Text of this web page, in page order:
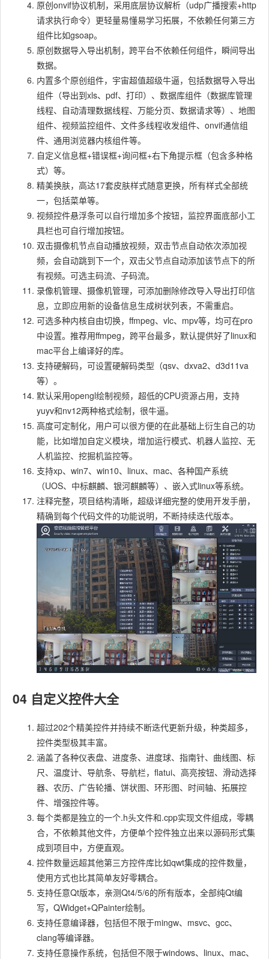
原创onvif协议机制，采用底层协议解析（udp广播搜索+http
请求执行命令）更轻量易懂易学习拓展，不依赖任何第三方
组件比如gsoap。
原创数据导入导出机制，跨平台不依赖任何组件，瞬间导出
数据。
内置多个原创组件，宇宙超值超级牛逼，包括数据导入导出
组件（导出到xls、pdf、打印）、数据库组件（数据库管理
线程、自动清理数据线程、万能分页、数据请求等）、地图
组件、视频监控组件、文件多线程收发组件、onvif通信组
件、通用浏览器内核组件等。
自定义信息框+错误框+询问框+右下角提示框（包含多种格
式）等。
精美换肤，高达17套皮肤样式随意更换，所有样式全部统
一，包括菜单等。
视频控件悬浮条可以自行增加多个按钮，监控界面底部小工
具栏也可自行增加按钮。
双击摄像机节点自动播放视频，双击节点自动依次添加视
频，会自动跳到下一个，双击父节点自动添加该节点下的所
有视频。可选主码流、子码流。
录像机管理、摄像机管理，可添加删除修改导入导出打印信
息，立即应用新的设备信息生成树状列表，不需重启。
可选多种内核自由切换，ffmpeg、vlc、mpv等，均可在pro
中设置。推荐用ffmpeg，跨平台最多，默认提供好了linux和
mac平台上编译好的库。
支持硬解码，可设置硬解码类型（qsv、dxva2、d3d11va
等）。
默认采用opengl绘制视频，超低的CPU资源占用，支持
yuyv和nv12两种格式绘制，很牛逼。
高度可定制化，用户可以很方便的在此基础上衍生自己的功
能，比如增加自定义模块，增加运行模式、机器人监控、无
人机监控、挖掘机监控等。
支持xp、win7、win10、linux、mac、各种国产系统
（UOS、中标麒麟、银河麒麟等）、嵌入式linux等系统。
注释完整，项目结构清晰，超级详细完整的使用开发手册，
精确到每个代码文件的功能说明，不断持续迭代版本。
04 自定义控件大全
超过202个精美控件并持续不断迭代更新升级，种类超多，
控件类型极其丰富。
涵盖了各种仪表盘、进度条、进度球、指南针、曲线图、标
尺、温度计、导航条、导航栏，flatui、高亮按钮、滑动选择
器、农历、广告轮播、饼状图、环形图、时间轴、拓展控
件、增强控件等。
每个类都是独立的一个.h头文件和.cpp实现文件组成，零耦
合，不依赖其他文件，方便单个控件独立出来以源码形式集
成到项目中，方便直观。
控件数量远超其他第三方控件库比如qwt集成的控件数量，
使用方式也比其简单友好零耦合。
支持任意Qt版本，亲测Qt4/5/6的所有版本，全部纯Qt编
写，QWidget+QPainter绘制。
支持任意编译器，包括但不限于mingw、msvc、gcc、
clang等编译器。
支持任意操作系统，包括但不限于windows、linux、mac、